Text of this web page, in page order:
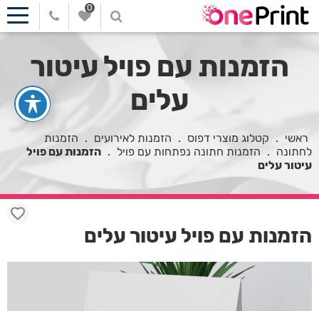
0
הזמנות עם פויל עיטור
עלים
ראשי . קטלוג מוצרי דפוס . הזמנות לאירועים . הזמנות
לחתונה . הזמנות חתונה נפתחות עם פויל . הזמנות עם פויל
עיטור עלים
הזמנות עם פויל עיטור עלים